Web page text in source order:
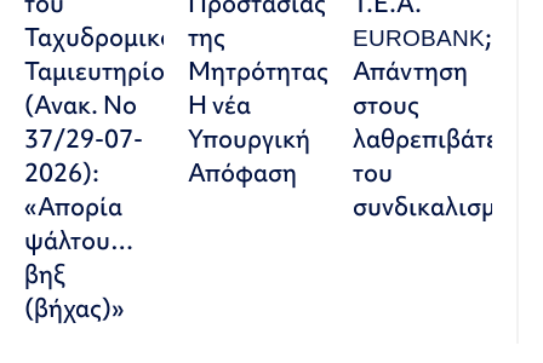
Ταχυδρομικού
Ταμιευτηρίου»
(Ανακ. Νο
37/29-07-
2026):
«Απορία
ψάλτου…
βηξ
(βήχας)»
της
Μητρότητας:
Η νέα
Υπουργική
Απόφαση
EUROBANK;
Απάντηση
στους
λαθρεπιβάτες
του
συνδικαλισμού